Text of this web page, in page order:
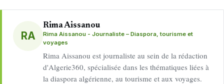
RA
Rima Aissanou
Rima Aissanou - Journaliste – Diaspora, tourisme et
voyages
Rima Aissanou est journaliste au sein de la rédaction
d'Algerie360, spécialisée dans les thématiques liées à
la diaspora algérienne, au tourisme et aux voyages.